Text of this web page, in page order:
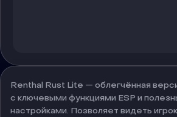
Renthal Rust Lite — облегчённая
с ключевыми функциями ESP и
настройками. Позволяет видеть